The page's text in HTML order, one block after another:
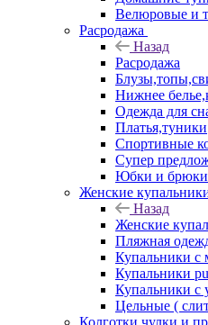
Велюровые и
Расродажа
Назад
Расродажа
Нижнее
Одежда для
Платья,туники
Спортивные
Супер
Юбки и брюки
Женские
Назад
Женские
Пляжная
Купальники с
Купальники
Купальники с
Цельные (
Колготки,чулки и